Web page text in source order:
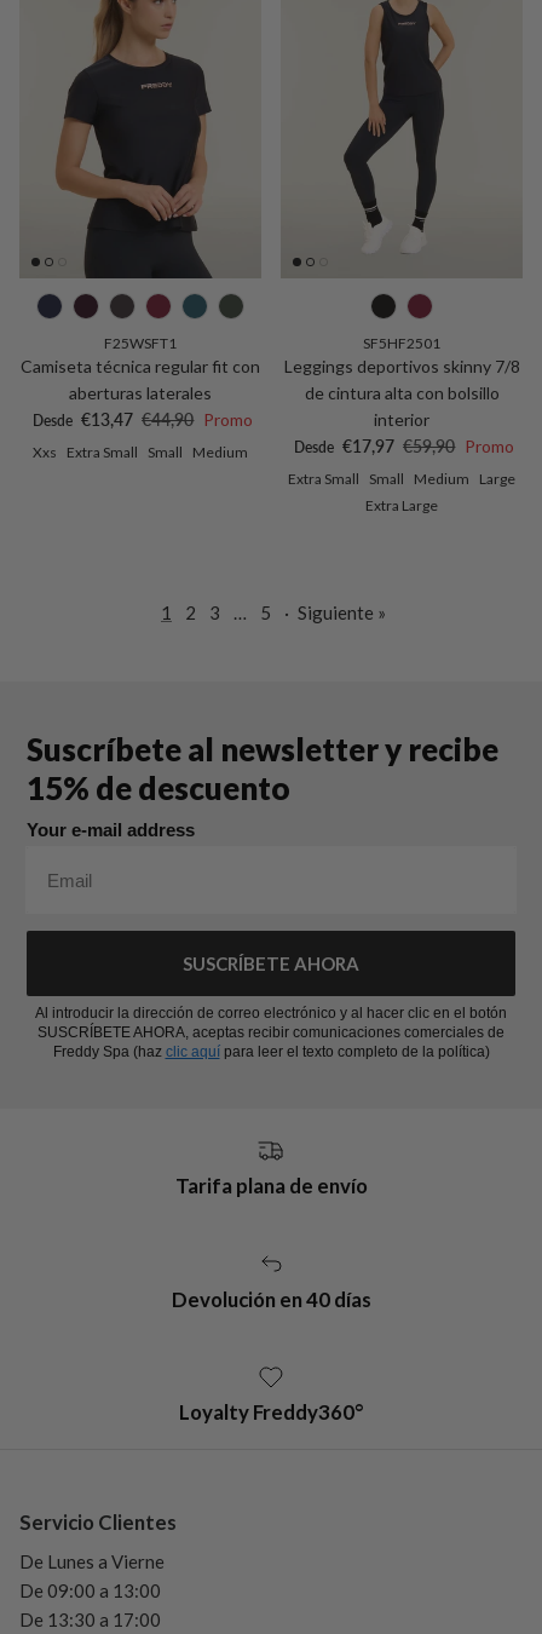
F25WSFT1
Camiseta técnica regular fit con
aberturas laterales
Precio de venta
Desde €13,47 Precio normal
€44,90 Promo
Xxs Extra Small Small Medium
SF5HF2501
Leggings deportivos skinny 7/8
de cintura alta con bolsillo
interior
Precio de venta
Desde €17,97 Precio normal
€59,90 Promo
Extra Small Small Medium
Large
Extra Large
1 2 3 … 5 · Siguiente »
Suscríbete al newsletter y recibe
15% de descuento
Your e-mail address
SUSCRÍBETE AHORA
Al introducir la dirección de correo electrónico y al hacer clic en el botón
SUSCRÍBETE AHORA, aceptas recibir comunicaciones comerciales de
Freddy Spa (haz clic aquí para leer el texto completo de la política)
Tarifa plana de envío
Devolución en 40 días
Loyalty Freddy360°
Servicio Clientes
De Lunes a Vierne
De 09:00 a 13:00
De 13:30 a 17:00